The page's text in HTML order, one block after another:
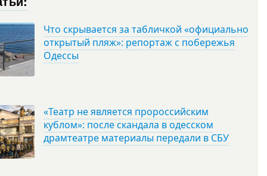
Что скрывается за табличкой «официально
открытый пляж»: репортаж с побережья
Одессы
«Театр не является пророссийским
кублом»: после скандала в одесском
драмтеатре материалы передали в СБУ